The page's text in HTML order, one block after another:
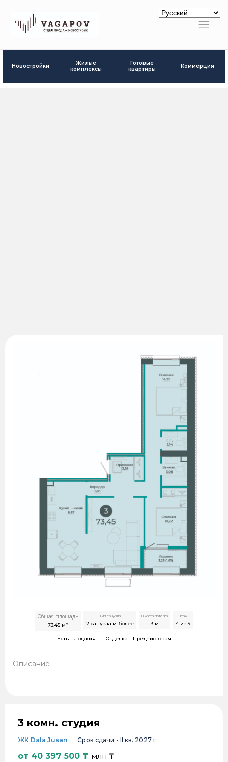
Новостройки
Жилые
комплексы
Готовые
квартиры
Коммерция
Общая площадь
73.45 м²
Тип санузла
2 санузла и более
Высота потолка
3 м
Этаж
4 из 9
Есть - Лоджия Отделка - Предчистовая
Описание
3 комн. студия
ЖК Dala Jusan Срок сдачи - II кв. 2027 г.
от 40 397 500 ₸ млн ₸